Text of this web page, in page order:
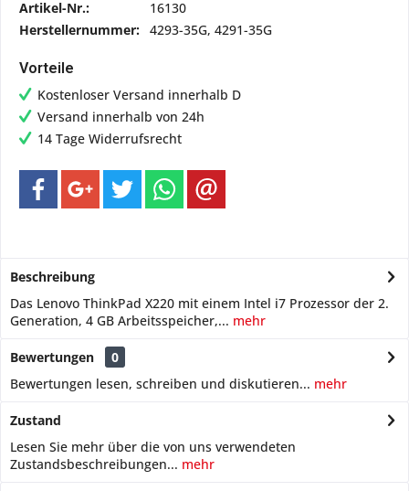
Artikel-Nr.:
16130
Herstellernummer: 4293-35G, 4291-35G
Vorteile
Kostenloser Versand innerhalb D
Versand innerhalb von 24h
14 Tage Widerrufsrecht
Beschreibung
Das Lenovo ThinkPad X220 mit einem Intel i7 Prozessor der 2.
Generation, 4 GB Arbeitsspeicher,... mehr
Bewertungen
0
Bewertungen lesen, schreiben und diskutieren... mehr
Zustand
Lesen Sie mehr über die von uns verwendeten
Zustandsbeschreibungen... mehr